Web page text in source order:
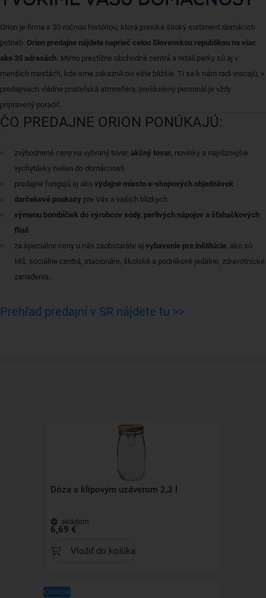
Orion je firma s 30-ročnou históriou, ktorá ponúka široký sortiment domácich
potrieb. Orion predajne nájdete naprieč celou Slovenskou republikou na viac
ako 35 adresách. Mimo prestížne obchodné centrá a retail parky sú aj v
menších mestách, kde sme zákazníkovi ešte bližšie. Tí sa k nám radi vracajú, v
predajniach vládne priateľská atmosféra, preškolený personál je vždy
pripravený poradiť.
ČO PREDAJNE ORION PONÚKAJÚ:
zvýhodnené ceny na vybraný tovar, akčný tovar, novinky a najrôznejšie
vychytávky nielen do domácnosti
predajne fungujú aj ako výdajné miesto e-shopových objednávok
darčekové poukazy pre Vás a vašich blízkych
výmenu bombičiek do výrobcov sódy, perlivých nápojov a šľahačkových
fliaš
za špeciálne ceny u nás zaobstaráte aj vybavenie pre inštitúcie, ako sú
MŠ, sociálne centrá, stacionáre, školské a podnikové jedálne, zdravotnícke
zariadenia...
Prehľad predajní v SR nájdete tu >>
Dóza s klipovým uzáverom 2,3 l
skladom
6,69 €
Vložiť do košíka
Kolekcia